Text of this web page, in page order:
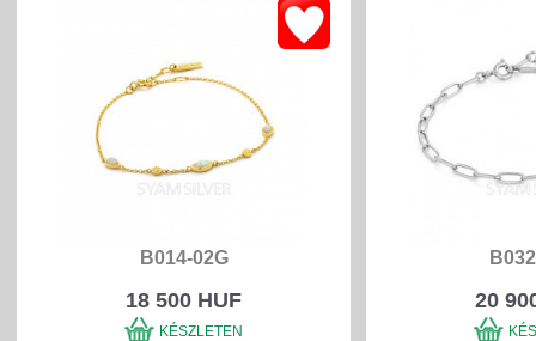
B014-02G
18 500 HUF
KÉSZLETEN
20